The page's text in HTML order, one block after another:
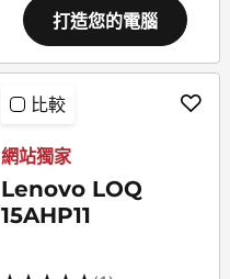
打造您的電腦
比較
網站獨家
Lenovo LOQ
15AHP11